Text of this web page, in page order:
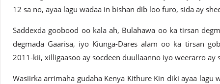
12 sa no, ayaa lagu wadaa in bishan dib loo furo, sida ay
Saddexda goobood oo kala ah, Bulahawa oo ka tirsan
degmada Gaarisa, iyo Kiunga-Dares alam oo ka tirsan
2011-kii, xilligaasoo ay socdeen duullaanno iyo weerarro ay
Wasiirka arrimaha gudaha Kenya Kithure Kin diki ayaa lagu